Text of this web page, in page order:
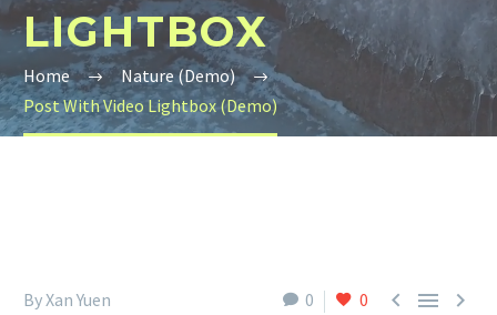
LIGHTBOX
Home
Nature (Demo)
Post With Video Lightbox (Demo)
0 0   
By Xan Yuen